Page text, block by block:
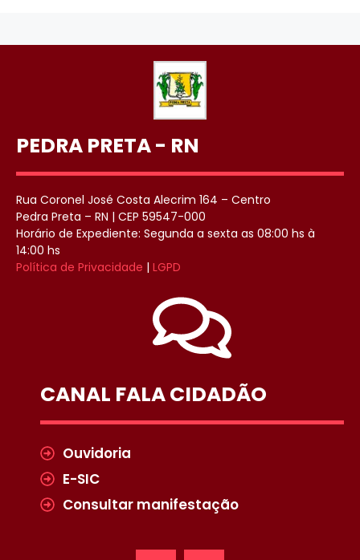
PEDRA PRETA - RN
Rua Coronel José Costa Alecrim 164 – Centro
Pedra Preta – RN | CEP 59547-000
Horário de Expediente: Segunda a sexta as 08:00 hs à
14:00 hs
Política de Privacidade | LGPD
CANAL FALA CIDADÃO
Ouvidoria
E-SIC
Consultar manifestação